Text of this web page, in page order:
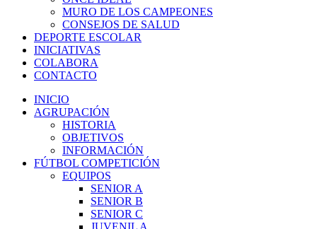
MURO DE LOS CAMPEONES
CONSEJOS DE SALUD
DEPORTE ESCOLAR
INICIATIVAS
COLABORA
CONTACTO
INICIO
AGRUPACIÓN
HISTORIA
OBJETIVOS
INFORMACIÓN
FÚTBOL COMPETICIÓN
EQUIPOS
SENIOR A
SENIOR B
SENIOR C
JUVENIL A